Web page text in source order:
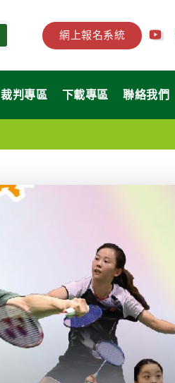
網上報名系統
裁判專區 下載專區 聯絡我們